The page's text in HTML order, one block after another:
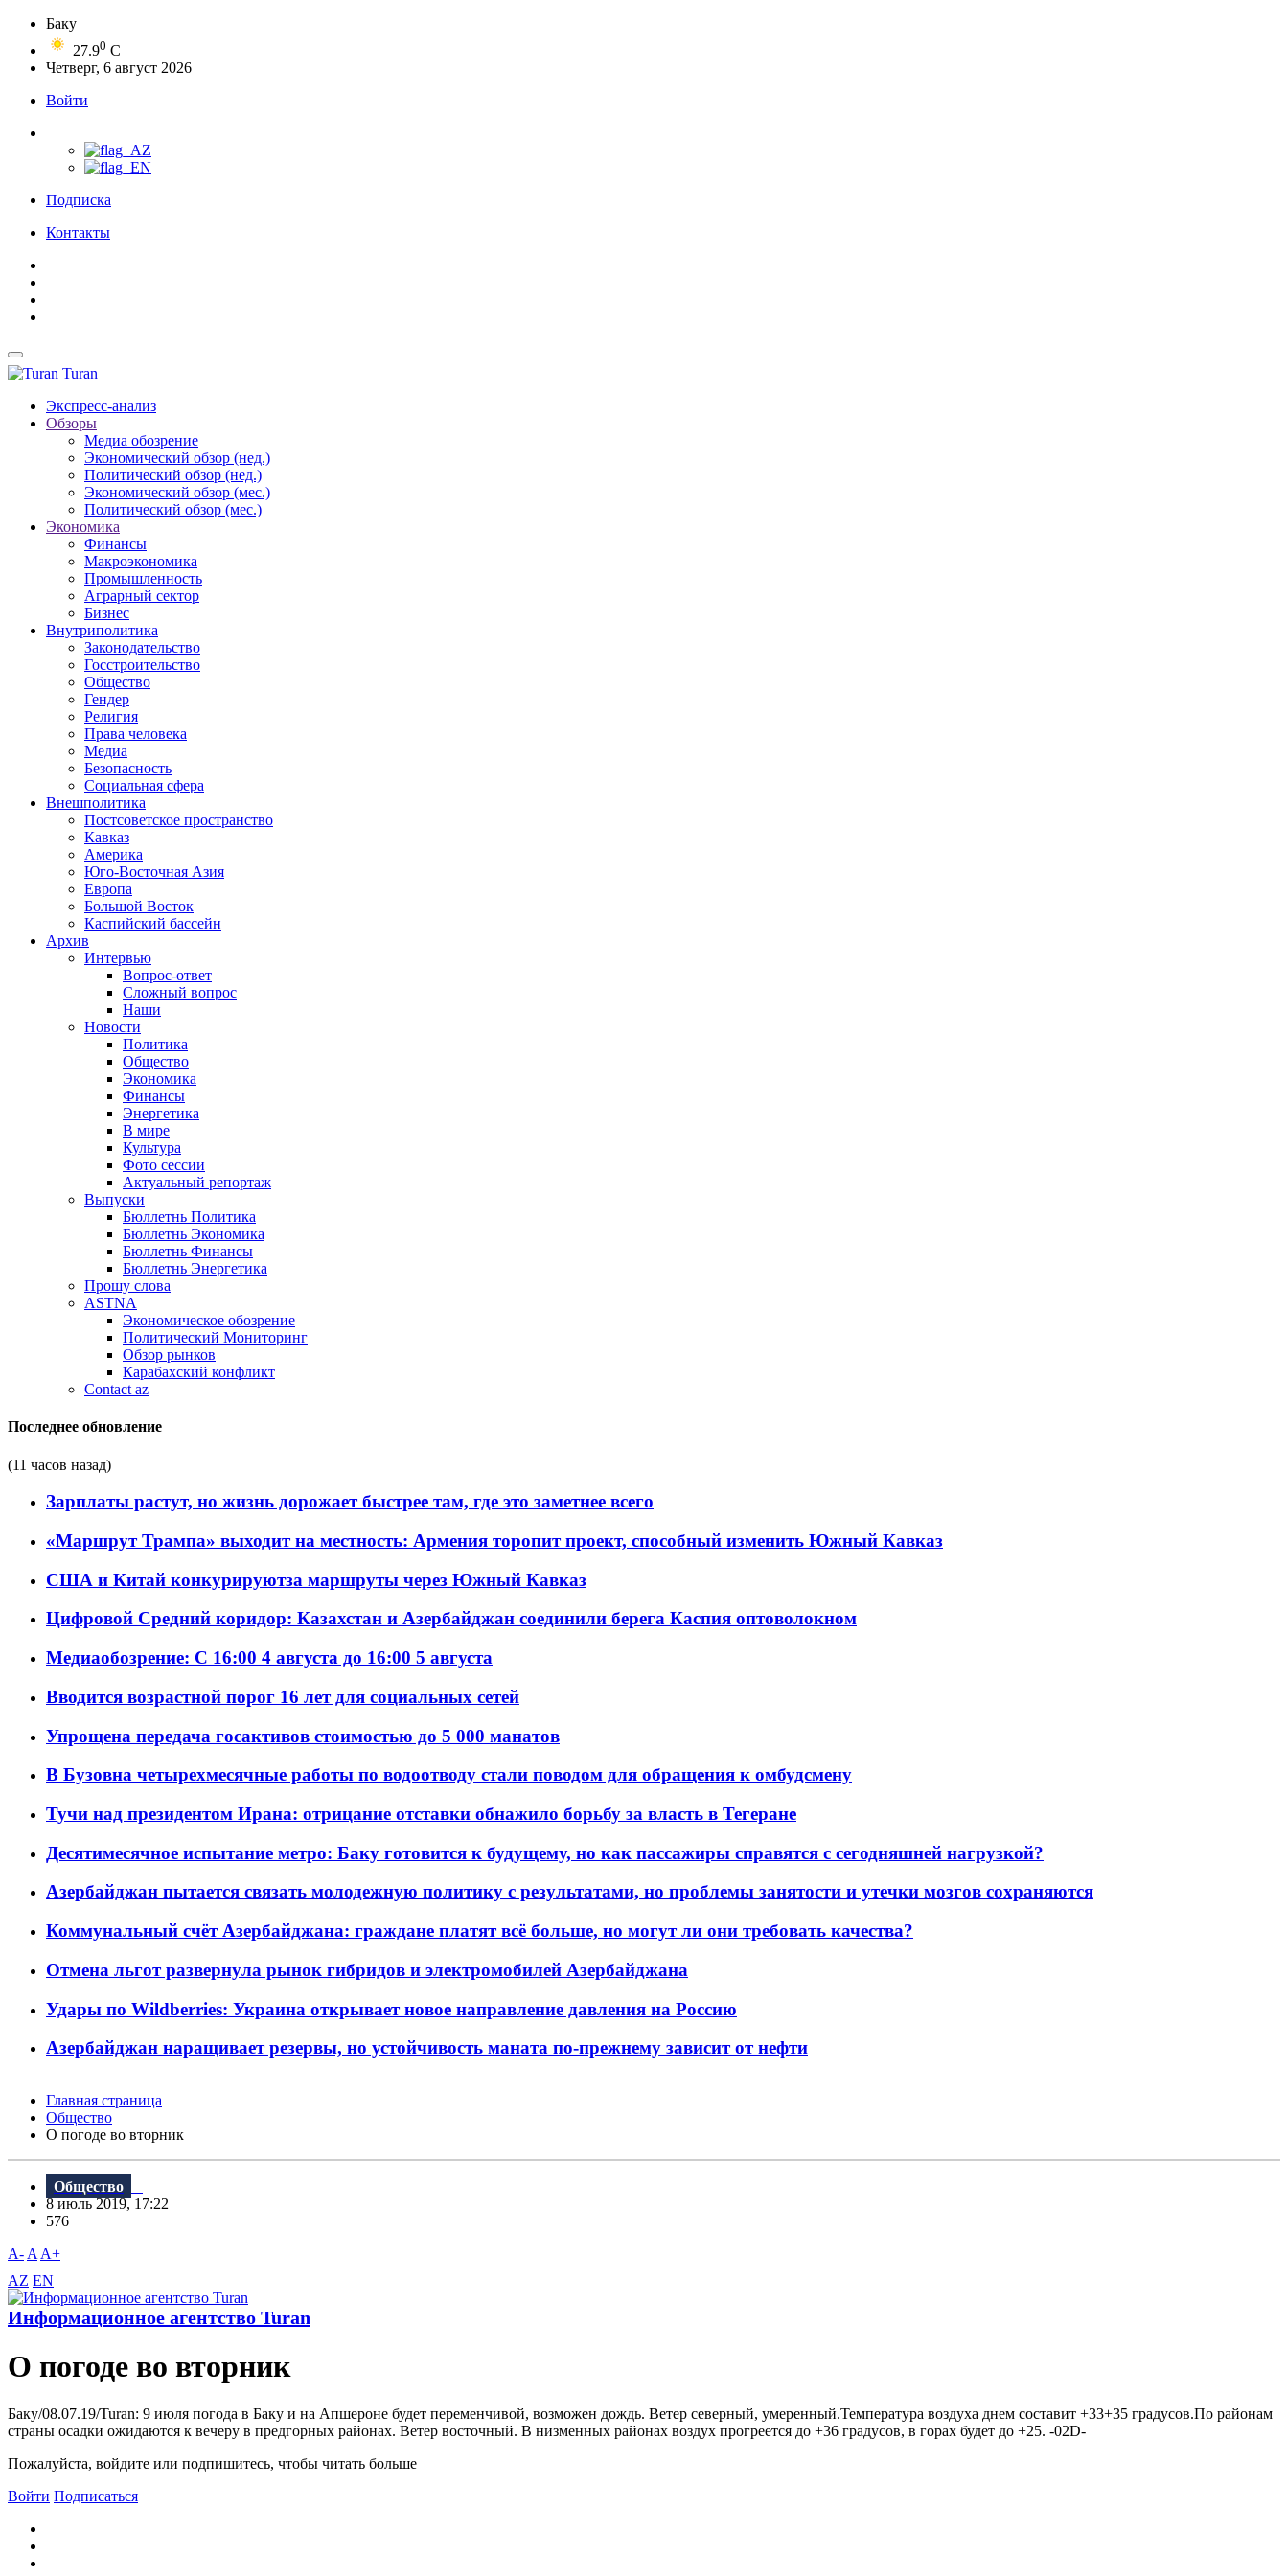
Баку
27.90 C
Четверг, 6 август 2026
Войти
Подписка
Контакты
Turan
Экспресс-анализ
Обзоры
Медиа обозрение
Экономический обзор (нед.)
Политический обзор (нед.)
Экономический обзор (мес.)
Политический обзор (мес.)
Экономика
Финансы
Макроэкономика
Промышленность
Аграрный сектор
Бизнес
Внутриполитика
Законодательство
Госстроительство
Общество
Гендер
Религия
Права человека
Медиа
Безопасность
Социальная сфера
Внешполитика
Постсоветское пространство
Кавказ
Америка
Юго-Восточная Азия
Европа
Большой Восток
Каспийский бассейн
Архив
Интервью
Вопрос-ответ
Сложный вопрос
Наши
Новости
Политика
Общество
Экономика
Финансы
Энергетика
В мире
Культура
Фото сессии
Актуальный репортаж
Выпуски
Бюллетнь Политика
Бюллетнь Экономика
Бюллетнь Финансы
Бюллетнь Энергетика
Прошу слова
ASTNA
Экономическое обозрение
Политический Мониторинг
Обзор рынков
Карабахский конфликт
Contact az
Последнее обновление
(11 часов назад)
Зарплаты растут, но жизнь дорожает быстрее там, где это заметнее всего
«Маршрут Трампа» выходит на местность: Армения торопит проект, способный изменить Южный Кавказ
США и Китай конкурируютза маршруты через Южный Кавказ
Цифровой Средний коридор: Казахстан и Азербайджан соединили берега Каспия оптоволокном
Медиаобозрение: С 16:00 4 августа до 16:00 5 августа
Вводится возрастной порог 16 лет для социальных сетей
Упрощена передача госактивов стоимостью до 5 000 манатов
В Бузовна четырехмесячные работы по водоотводу стали поводом для обращения к омбудсмену
Тучи над президентом Ирана: отрицание отставки обнажило борьбу за власть в Тегеране
Десятимесячное испытание метро: Баку готовится к будущему, но как пассажиры справятся с сегодняшней нагрузкой?
Азербайджан пытается связать молодежную политику с результатами, но проблемы занятости и утечки мозгов сохраняются
Коммунальный счёт Азербайджана: граждане платят всё больше, но могут ли они требовать качества?
Отмена льгот развернула рынок гибридов и электромобилей Азербайджана
Удары по Wildberries: Украина открывает новое направление давления на Россию
Азербайджан наращивает резервы, но устойчивость маната по-прежнему зависит от нефти
Главная страница
Общество
О погоде во вторник
Общество
8 июль 2019, 17:22
576
A- A A+
AZ EN
Информационное агентство Turan
О погоде во вторник
Баку/08.07.19/Turan: 9 июля погода в Баку и на Апшероне будет переменчивой, возможен дождь. Bетер северный, умеренный.Температура воздуха днем составит +33+35 градусов.По районам
страны осадки ожидаются к вечеру в предгорных районах. Bетер восточный. B низменных районах воздух прогреется до +36 градусов, в горах будет до +25. -02D-
Пожалуйста, войдите или подпишитесь, чтобы читать больше
Войти Подписаться